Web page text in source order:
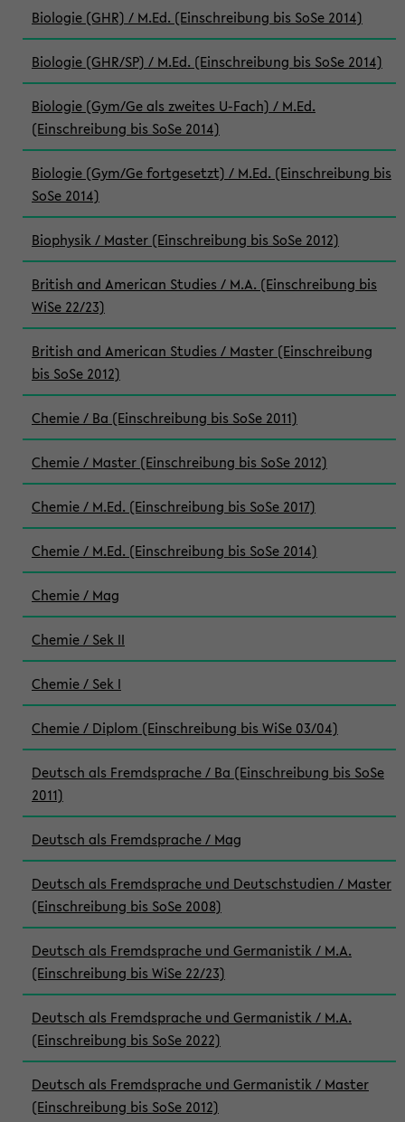
Biologie (GHR) / M.Ed. (Einschreibung bis SoSe 2014)
Biologie (GHR/SP) / M.Ed. (Einschreibung bis SoSe 2014)
Biologie (Gym/Ge als zweites U-Fach) / M.Ed.
(Einschreibung bis SoSe 2014)
Biologie (Gym/Ge fortgesetzt) / M.Ed. (Einschreibung bis
SoSe 2014)
Biophysik / Master (Einschreibung bis SoSe 2012)
British and American Studies / M.A. (Einschreibung bis
WiSe 22/23)
British and American Studies / Master (Einschreibung
bis SoSe 2012)
Chemie / Ba (Einschreibung bis SoSe 2011)
Chemie / Master (Einschreibung bis SoSe 2012)
Chemie / M.Ed. (Einschreibung bis SoSe 2017)
Chemie / M.Ed. (Einschreibung bis SoSe 2014)
Chemie / Mag
Chemie / Sek II
Chemie / Sek I
Chemie / Diplom (Einschreibung bis WiSe 03/04)
Deutsch als Fremdsprache / Ba (Einschreibung bis SoSe
2011)
Deutsch als Fremdsprache / Mag
Deutsch als Fremdsprache und Deutschstudien / Master
(Einschreibung bis SoSe 2008)
Deutsch als Fremdsprache und Germanistik / M.A.
(Einschreibung bis WiSe 22/23)
Deutsch als Fremdsprache und Germanistik / M.A.
(Einschreibung bis SoSe 2022)
Deutsch als Fremdsprache und Germanistik / Master
(Einschreibung bis SoSe 2012)